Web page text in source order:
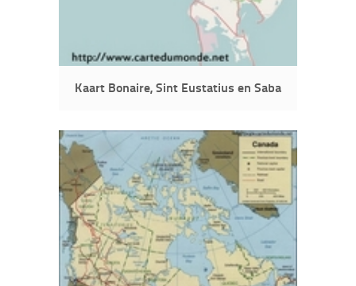
Kaart Bonaire, Sint Eustatius en Saba